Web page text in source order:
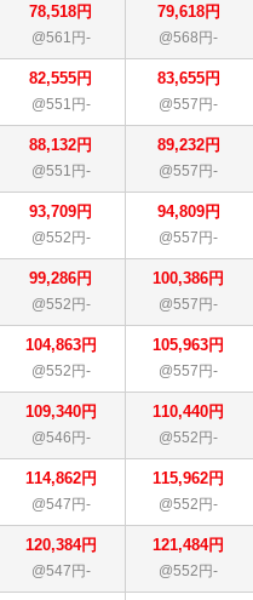
78,518円
@561円-
79,618円
@568円-
82,555円
@551円-
83,655円
@557円-
88,132円
@551円-
89,232円
@557円-
93,709円
@552円-
94,809円
@557円-
99,286円
@552円-
100,386円
@557円-
104,863円
@552円-
105,963円
@557円-
109,340円
@546円-
110,440円
@552円-
114,862円
@547円-
115,962円
@552円-
120,384円
@547円-
121,484円
@552円-